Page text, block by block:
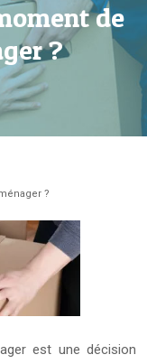
de
?
?
est une décision